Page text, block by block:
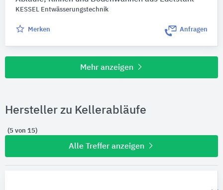
KESSEL Entwässerungstechnik
Merken Anfragen
Mehr anzeigen
Hersteller zu Kellerabläufe
(5 von 15)
Alle Treffer anzeigen